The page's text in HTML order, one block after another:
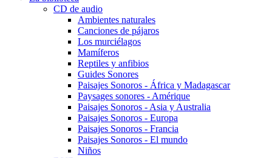
CD de audio
Ambientes naturales
Canciones de pájaros
Los murciélagos
Mamíferos
Reptiles y anfibios
Guides Sonores
Paisajes Sonoros - África y Madagascar
Paysages sonores - Amérique
Paisajes Sonoros - Asia y Australia
Paisajes Sonoros - Europa
Paisajes Sonoros - Francia
Paisajes Sonoros - El mundo
Niños